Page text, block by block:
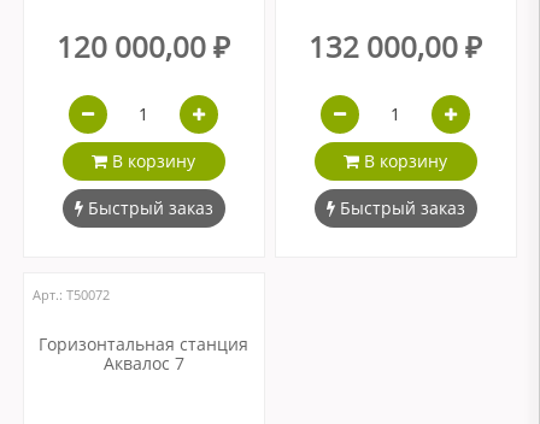
120 000,00 ₽
В корзину
Быстрый заказ
132 000,00 ₽
В корзину
Быстрый заказ
Арт.: Т50072
Горизонтальная станция
Аквалос 7